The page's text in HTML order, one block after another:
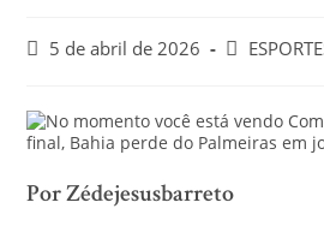
5 de abril de 2026
Por Zédejesusbarreto